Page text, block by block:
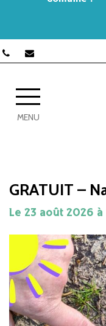
MENU
GRATUIT –
Le 23 août 2026 à